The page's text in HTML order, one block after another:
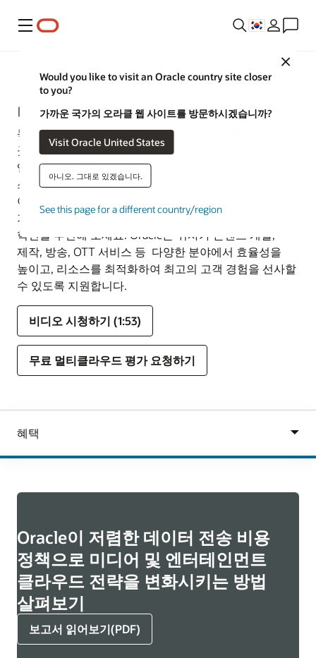
메뉴
Close
Would you like to visit an Oracle country site closer
to you?
가까운 국가의 오라클 웹 사이트를 방문하시겠습니까?
Visit Oracle United States
아니오. 그대로 있겠습니다.
See this page for a different country/region
산업
미디어 및 엔터테인먼트
목표 대상 고객들이 자신이 원하는 것을, 원할 때, 원하는
곳에서 소비하는 경향을 보이면서 미디어 및
엔터테인먼트 기업들에게
스트리밍, 게이밍, 온디맨드, 세컨드 스크린 경험 제공은
이제 표준이 되었습니다. Oracle이 제공하는 혁신적인
기술을 통해 고객의 기대를 뛰어넘는, 전 세계적 규모의
혁신을 추진해 보세요. Oracle은 귀사가 콘텐츠 개발,
제작, 방송, OTT 서비스 등 다양한 분야에서 효율성을
높이고, 리소스를 최적화하여 최고의 고객 경험을 선사할
수 있도록 지원합니다.
비디오 시청하기 (1:53)
무료 멀티클라우드 평가 요청하기
Oracle이 저렴한 데이터 전송 비용
정책으로 미디어 및 엔터테인먼트
클라우드 전략을 변화시키는 방법
살펴보기
보고서 읽어보기(PDF)